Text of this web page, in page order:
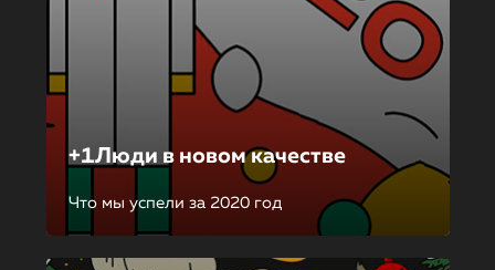
+1Люди в новом качестве
Что мы успели за 2020 год